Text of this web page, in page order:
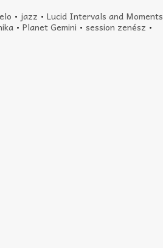
• jazz • Lucid Intervals and Moments
•Planet Gemini •session zenész •